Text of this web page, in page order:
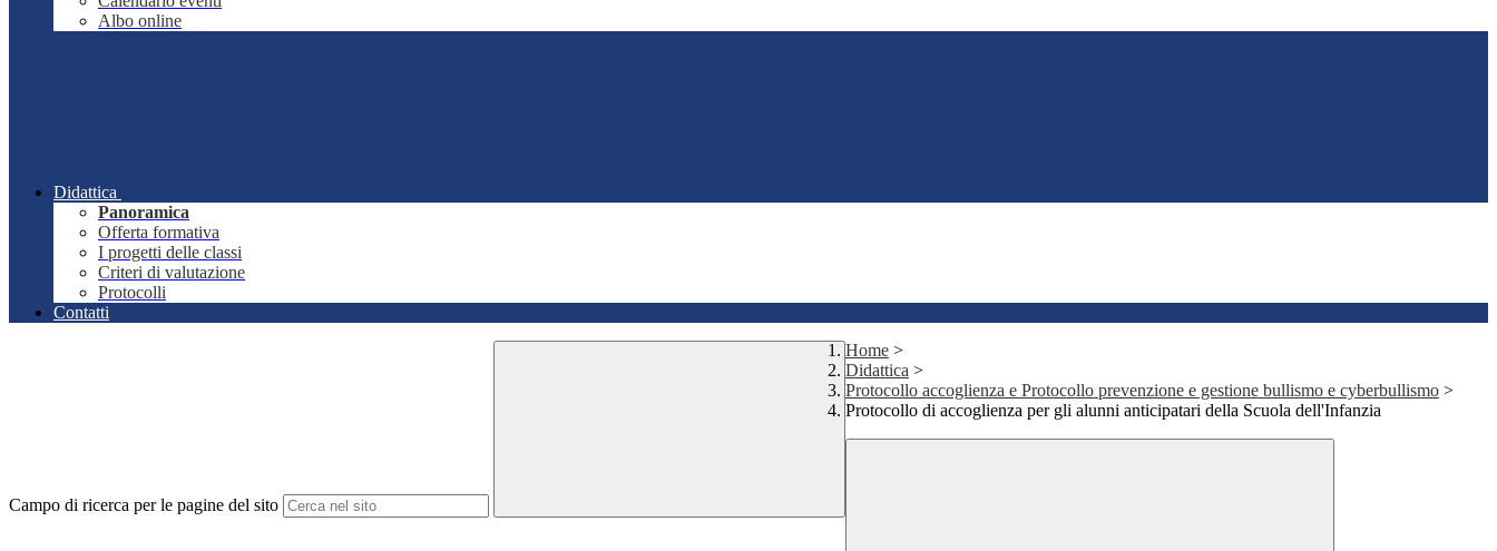
Albo online
Didattica
Panoramica
Offerta formativa
I progetti delle classi
Criteri di valutazione
Protocolli
Contatti
Campo di ricerca per le pagine del sito
Home >
Didattica >
Protocollo accoglienza e Protocollo prevenzione e gestione bullismo e cyberbullismo >
Protocollo di accoglienza per gli alunni anticipatari della Scuola dell'Infanzia